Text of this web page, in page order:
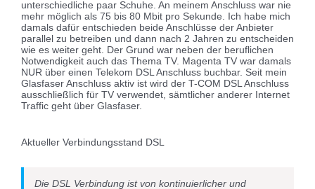
unterschiedliche paar Schuhe. An meinem Anschluss war nie
mehr möglich als 75 bis 80 Mbit pro Sekunde. Ich habe mich
damals dafür entschieden beide Anschlüsse der Anbieter
parallel zu betreiben und dann nach 2 Jahren zu entscheiden
wie es weiter geht. Der Grund war neben der beruflichen
Notwendigkeit auch das Thema TV. Magenta TV war damals
NUR über einen Telekom DSL Anschluss buchbar. Seit mein
Glasfaser Anschluss aktiv ist wird der T-COM DSL Anschluss
ausschließlich für TV verwendet, sämtlicher anderer Internet
Traffic geht über Glasfaser.
Aktueller Verbindungsstand DSL
Die DSL Verbindung ist von kontinuierlicher und